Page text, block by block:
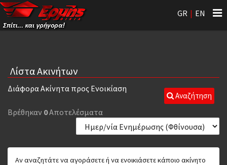
GR | EN
Λίστα Ακινήτων
Αναζήτηση
Διάφορα Ακίνητα προς Ενοικίαση
Βρέθηκαν 0Αποτελέσματα
Αν αναζητάτε να αγοράσετε ή να ενοικιάσετε κάποιο ακίνητο